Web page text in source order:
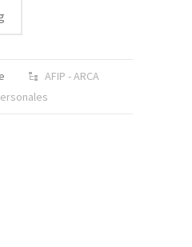
AFIP - ARCA